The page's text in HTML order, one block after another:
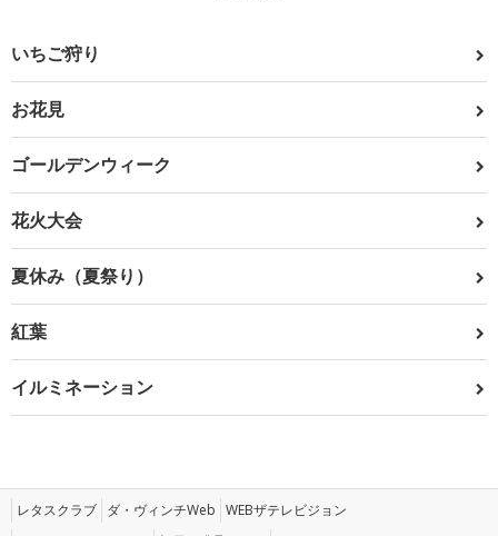
いちご狩り
お花見
ゴールデンウィーク
花火大会
夏休み（夏祭り）
紅葉
イルミネーション
レタスクラブ ダ・ヴィンチWeb WEBザテレビジョン